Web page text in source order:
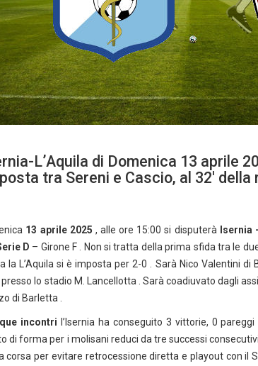
L’Aquila di Domenica 13 aprile
tra Sereni e Cascio, al 32′
13 aprile 2025 , alle ore 15:00 si disputerà Isernia
D – Girone F . Non si tratta della prima sfida tra le
la L’Aquila si è imposta per 2-0 . Sarà Nico Valentini di
lo stadio M. Lancellotta . Sarà coadiuvato dagli
di Barletta .
incontri l’Isernia ha conseguito 3 vittorie, 0
di forma per i molisani reduci da tre successi
corsa per evitare retrocessione diretta e playout con il